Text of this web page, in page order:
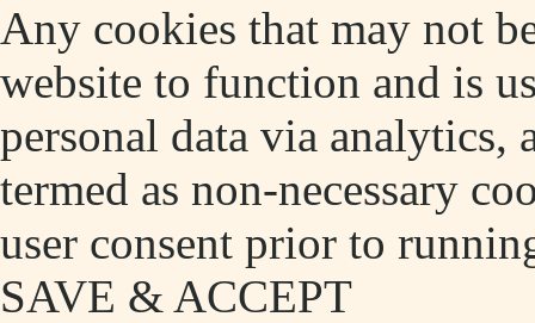
Any cookies that may not
website to function and is
personal data via analytics,
termed as non-necessary
user consent prior to
SAVE & ACCEPT